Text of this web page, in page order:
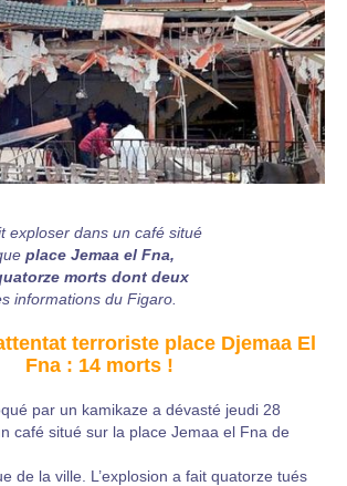
exploser dans un café situé
place Jemaa el Fna,
morts dont deux
informations du Figaro.
terroriste place Djemaa El
Fna : 14 morts !
par un kamikaze a dévasté jeudi 28
café situé sur la place Jemaa el Fna de
de la ville. L’explosion a fait quatorze tués